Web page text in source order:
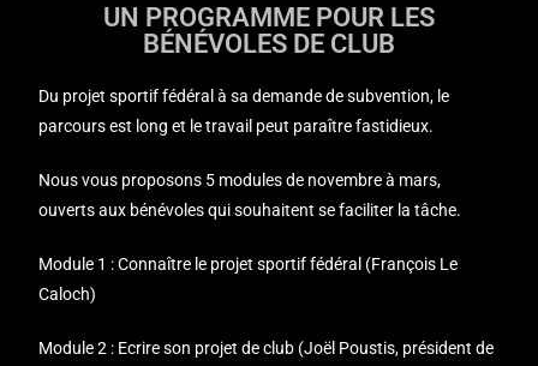
UN PROGRAMME POUR LES
BÉNÉVOLES DE CLUB
Du projet sportif fédéral à sa demande de subvention, le
parcours est long et le travail peut paraître fastidieux.
Nous vous proposons 5 modules de novembre à mars,
ouverts aux bénévoles qui souhaitent se faciliter la tâche.
Module 1 : Connaître le projet sportif fédéral (François Le
Caloch)
Module 2 : Ecrire son projet de club (Joël Poustis, président de